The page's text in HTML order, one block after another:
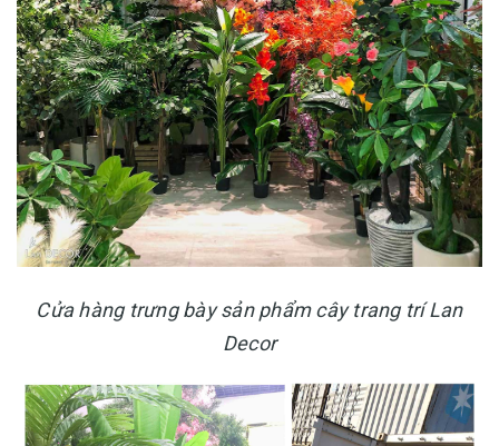
Cửa hàng trưng bày sản phẩm cây trang trí Lan
Decor